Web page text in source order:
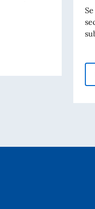
ACCADEMICO 2026-2027 IN
formativa internacional